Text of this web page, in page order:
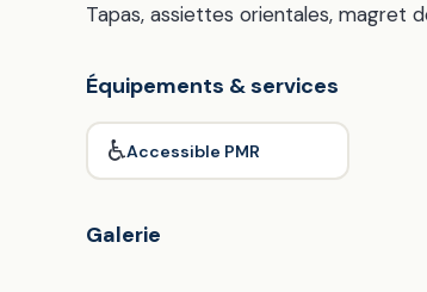
Tapas, assiettes orientales, magret
Équipements & services
♿Accessible PMR
Galerie